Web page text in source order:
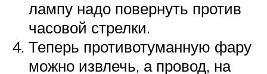
лампу надо повернуть против
часовой стрелки.
Теперь противотуманную фару
можно извлечь, а провод, на